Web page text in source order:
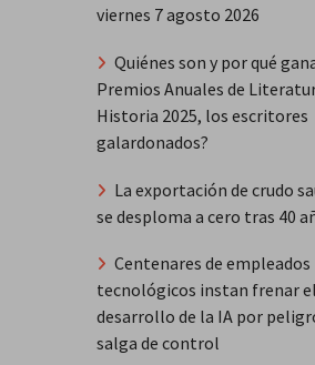
viernes 7 agosto 2026
Quiénes son y por qué
Premios Anuales de
Historia 2025, los escritores
galardonados?
La exportación de crudo
se desploma a cero tras 40
Centenares de empleados
tecnológicos instan frenar el
desarrollo de la IA por
salga de control